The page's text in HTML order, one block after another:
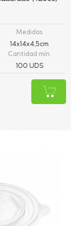
Medidas
14x14x4,5cm
Cantidad mín.
100 UDS